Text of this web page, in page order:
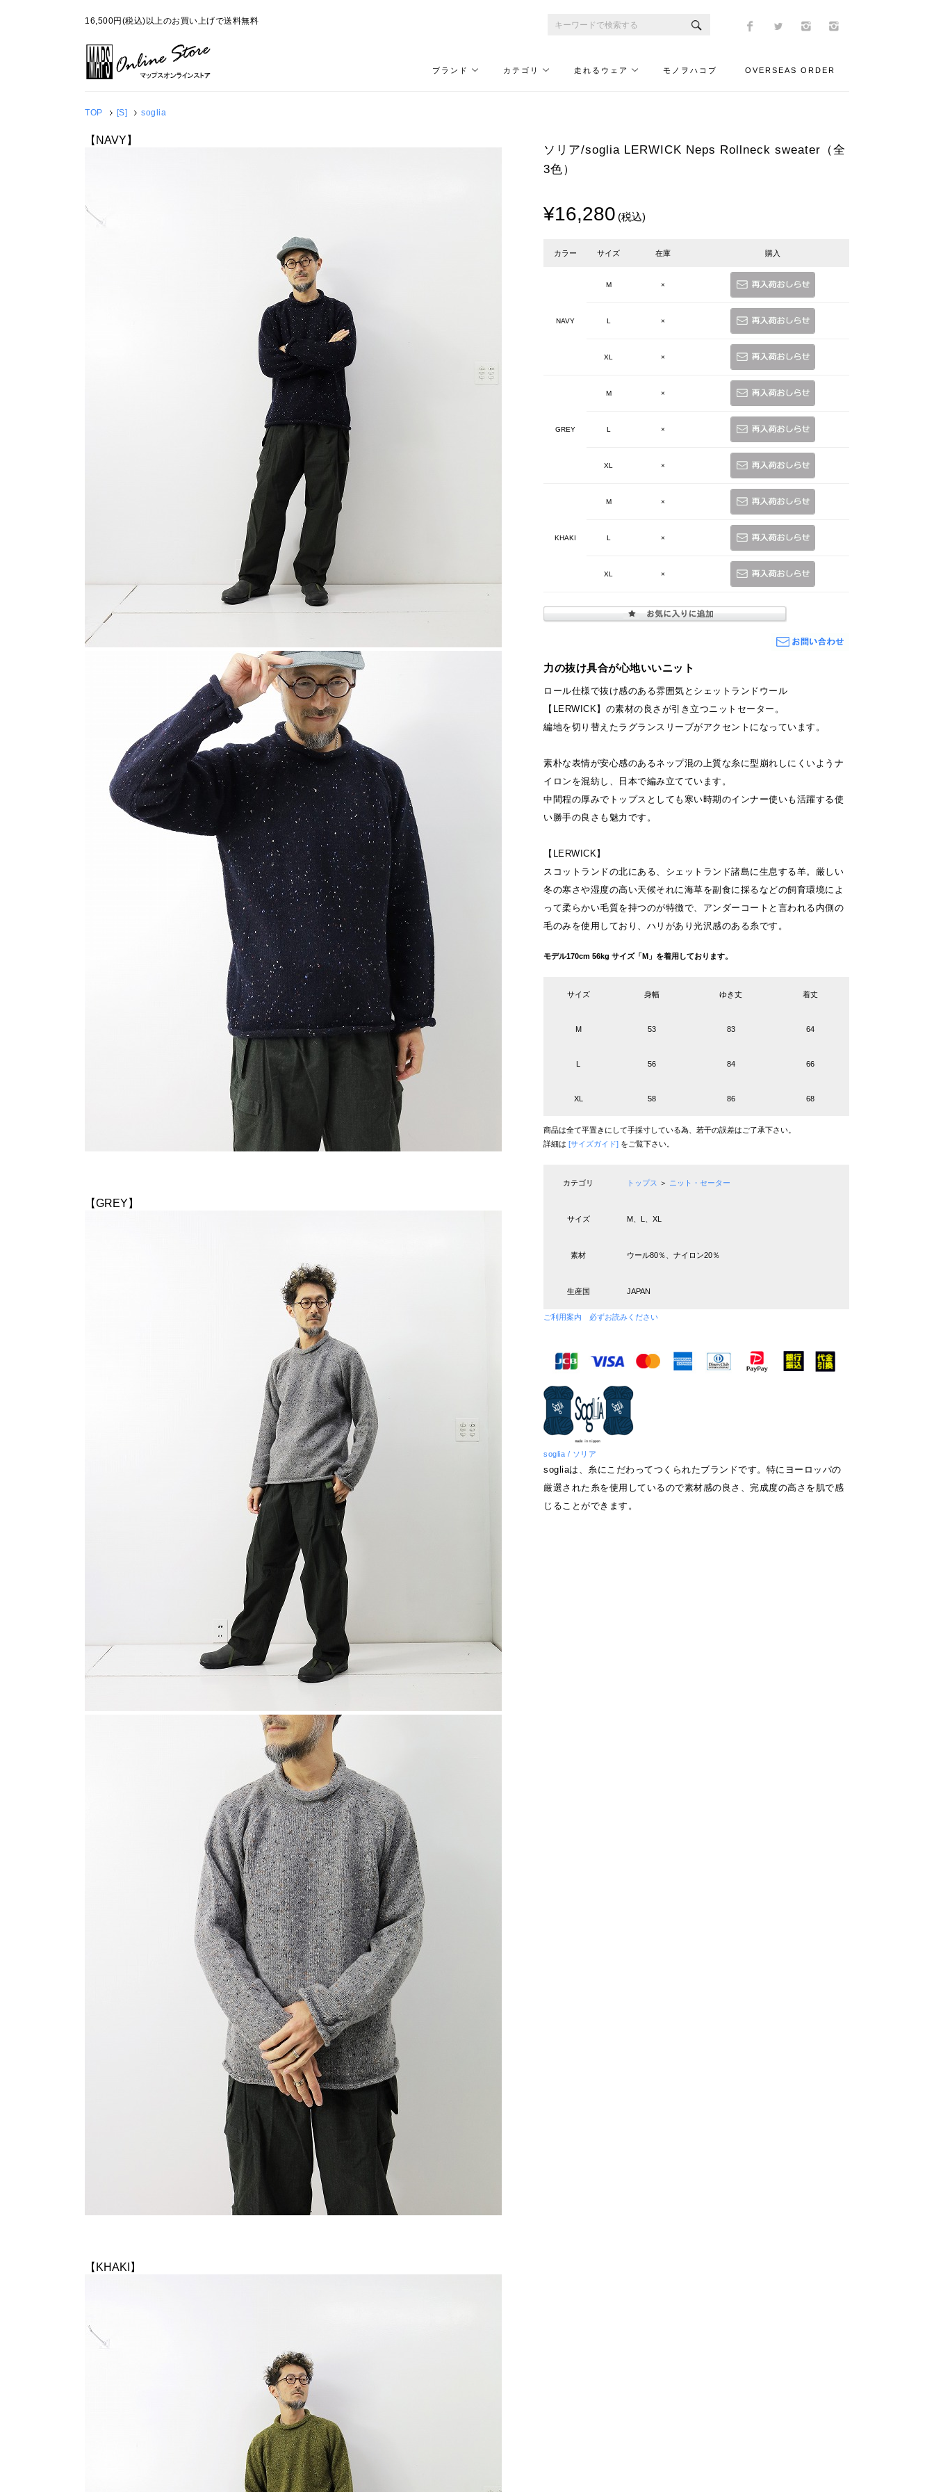
16,500円(税込)以上のお買い上げで送料無料
ブランド カテゴリ 走れるウェア モノヲハコブ OVERSEAS ORDER
TOP [S] soglia
【NAVY】
【GREY】
【KHAKI】
ソリア/soglia LERWICK Neps Rollneck sweater（全
3色）
¥16,280 (税込)
カラー サイズ 在庫 購入
NAVY
M ×
L ×
XL ×
GREY
M ×
L ×
XL ×
KHAKI
M ×
L ×
XL ×
力の抜け具合が心地いいニット
ロール仕様で抜け感のある雰囲気とシェットランドウール
【LERWICK】の素材の良さが引き立つニットセーター。
編地を切り替えたラグランスリーブがアクセントになっています。
素朴な表情が安心感のあるネップ混の上質な糸に型崩れしにくいようナ
イロンを混紡し、日本で編み立てています。
中間程の厚みでトップスとしても寒い時期のインナー使いも活躍する使
い勝手の良さも魅力です。
【LERWICK】
スコットランドの北にある、シェットランド諸島に生息する羊。厳しい
冬の寒さや湿度の高い天候それに海草を副食に採るなどの飼育環境によ
って柔らかい毛質を持つのが特徴で、アンダーコートと言われる内側の
毛のみを使用しており、ハリがあり光沢感のある糸です。
モデル170cm 56kg サイズ「M」を着用しております。
サイズ 身幅 ゆき丈 着丈
M 53 83 64
L 56 84 66
XL 58 86 68
商品は全て平置きにして手採寸している為、若干の誤差はご了承下さい。
詳細は [サイズガイド] をご覧下さい。
カテゴリ トップス ＞ ニット・セーター
サイズ M、L、XL
素材 ウール80％、ナイロン20％
生産国 JAPAN
ご利用案内 必ずお読みください
soglia / ソリア
sogliaは、糸にこだわってつくられたブランドです。特にヨーロッパの
厳選された糸を使用しているので素材感の良さ、完成度の高さを肌で感
じることができます。